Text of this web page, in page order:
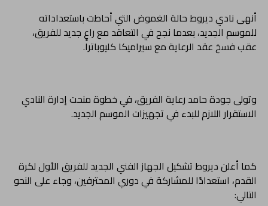
أنهى نادي ديروط حالة الغموض التي أحاطت باستعداداته
للموسم الجديد، بعدما نجح في التعاقد مع راعٍ جديد للفريق،
عقب فسخ عقد الرعاية مع سيراميكا كليوباترا.
وتولى جودة حامد رعاية الفريق، في خطوة منحت إدارة النادي
الاستقرار اللازم للبدء في تجهيزات الموسم الجديد.
كما أعلن ديروط تشكيل الجهاز الفني الجديد للفريق الأول لكرة
القدم، استعدادًا للمشاركة في دوري المحترفين، وجاء على النحو
التالي: